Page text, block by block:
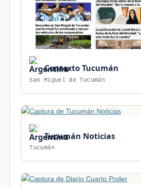
Contexto Tucumán
San Miguel de Tucumán
Tucumán Noticias
Tucumán